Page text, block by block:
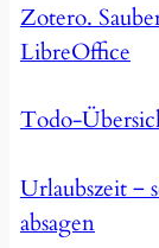
Zotero.
LibreOffice
Todo-
Urlaubszeit ‒
absagen